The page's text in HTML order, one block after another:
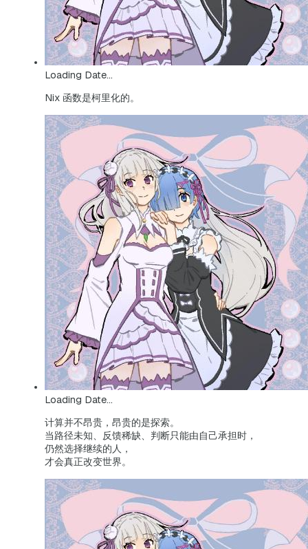
Loading Date...
Nix 函数是柯里化的。
Loading Date...
计算并不昂贵，昂贵的是探索。
当路径未知、反馈稀缺、判断只能由自己承担时，
仍然选择继续的人，
才会真正改变世界。